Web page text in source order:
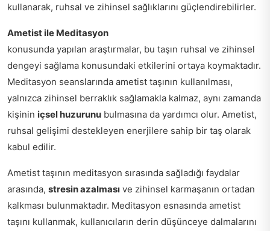
kullanarak, ruhsal ve zihinsel sağlıklarını güçlendirebilirler.
Ametist ile Meditasyon
konusunda yapılan araştırmalar, bu taşın ruhsal ve zihinsel
dengeyi sağlama konusundaki etkilerini ortaya koymaktadır.
Meditasyon seanslarında ametist taşının kullanılması,
yalnızca zihinsel berraklık sağlamakla kalmaz, aynı zamanda
kişinin içsel huzurunu bulmasına da yardımcı olur. Ametist,
ruhsal gelişimi destekleyen enerjilere sahip bir taş olarak
kabul edilir.
Ametist taşının meditasyon sırasında sağladığı faydalar
arasında, stresin azalması ve zihinsel karmaşanın ortadan
kalkması bulunmaktadır. Meditasyon esnasında ametist
taşını kullanmak, kullanıcıların derin düşünceye dalmalarını